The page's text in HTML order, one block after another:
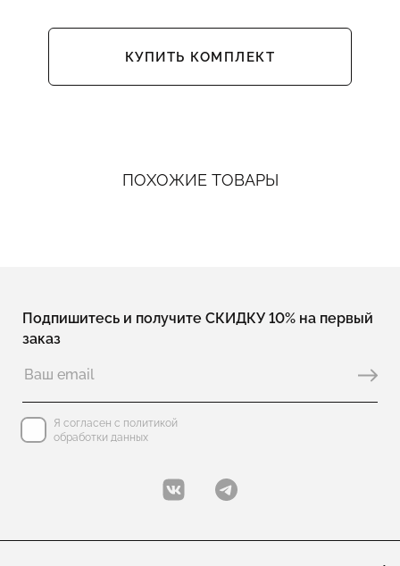
КУПИТЬ КОМПЛЕКТ
ПОХОЖИЕ ТОВАРЫ
Подпишитесь и получите СКИДКУ 10% на первый
заказ
Я согласен с политикой
обработки данных